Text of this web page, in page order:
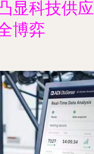
显科技供应
博弈